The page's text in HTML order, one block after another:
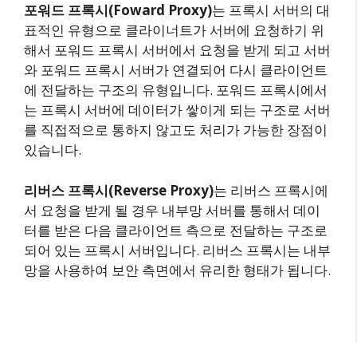
포워드 프록시(Foward Proxy)는 프록시 서버의 대
표적인 유형으로 클라이너트가 서버에 요청하기 위
해서 포워드 프록시 서버에서 요청을 받게 되고 서버
와 포워드 프록시 서버가 연결되어 다시 클라이언트
에 전달하는 구조의 유형입니다. 포워드 프록시에서
는 프록시 서버에 데이터가 쌓이게 되는 구조로 서버
를 직접적으로 통하지 않고도 처리가 가능한 장점이
있습니다.
리버스 프록시(Reverse Proxy)는 리버스 프록시에
서 요청을 받게 될 경우 내부망 서버를 통해서 데이
터를 받은 다음 클라이언트 측으로 전달하는 구조로
되어 있는 프록시 서버입니다. 리버스 프록시는 내부
망을 사용하여 보안 측면에서 유리한 형태가 됩니다.